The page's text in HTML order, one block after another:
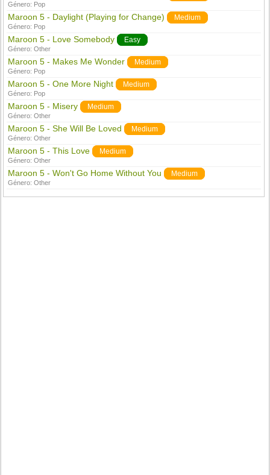
Género: Pop
Maroon 5 - Daylight (Playing for Change) Medium
Género: Pop
Maroon 5 - Love Somebody Easy
Género:Other
Maroon 5 - Makes Me Wonder Medium
Género: Pop
Maroon 5 - One More Night Medium
Género: Pop
Maroon 5 - Misery Medium
Género:Other
Maroon 5 - She Will Be Loved Medium
Género:Other
Maroon 5 - This Love Medium
Género:Other
Maroon 5 - Won't Go Home Without You Medium
Género:Other